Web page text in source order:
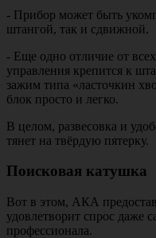
- Прибор может быть
штангой, так и сдвижной.
- Еще одно отличие от
управления крепится к
зажим типа «ласточкин
блок просто и легко.
В целом, развесовка и
тянет на твёрдую пятерку.
Поисковая катушка
Вот в этом, АКА
удовлетворит спрос даже
профессионала.